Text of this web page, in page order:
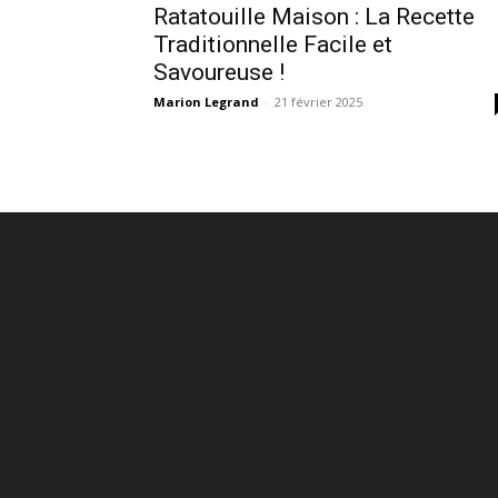
Ratatouille Maison : La Recette
Traditionnelle Facile et
Savoureuse !
Marion Legrand - 21 février 2025